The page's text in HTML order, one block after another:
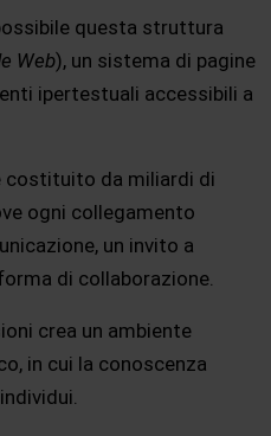
questa struttura
Web), un sistema di pagine
ipertestuali accessibili a
costituito da miliardi di
ogni collegamento
un invito a
di collaborazione.
crea un ambiente
in cui la conoscenza